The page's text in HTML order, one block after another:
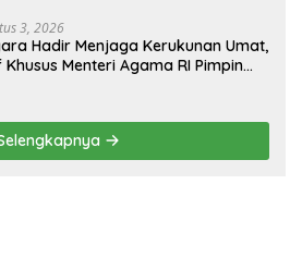
Kasus Smart Village
3, 2026
Hadir Menjaga Kerukunan Umat,
Khusus Menteri Agama RI Pimpin